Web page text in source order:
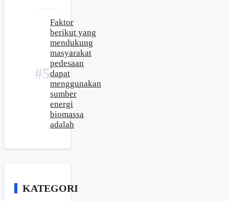
Faktor
berikut yang
mendukung
masyarakat
pedesaan
dapat
menggunakan
sumber
energi
biomassa
adalah
KATEGORI